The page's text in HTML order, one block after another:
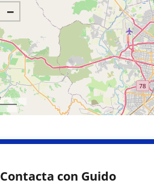
−
Contacta con Guido